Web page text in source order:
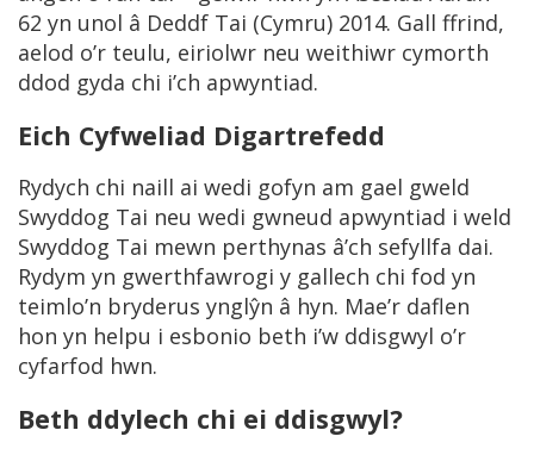
62 yn unol â Deddf Tai (Cymru) 2014. Gall ffrind,
aelod o’r teulu, eiriolwr neu weithiwr cymorth
ddod gyda chi i’ch apwyntiad.
Eich Cyfweliad Digartrefedd
Rydych chi naill ai wedi gofyn am gael gweld
Swyddog Tai neu wedi gwneud apwyntiad i weld
Swyddog Tai mewn perthynas â’ch sefyllfa dai.
Rydym yn gwerthfawrogi y gallech chi fod yn
teimlo’n bryderus ynglŷn â hyn. Mae’r daflen
hon yn helpu i esbonio beth i’w ddisgwyl o’r
cyfarfod hwn.
Beth ddylech chi ei ddisgwyl?